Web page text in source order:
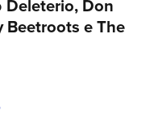
Massimo
di platino,
settimane
Deleterio, Don
Beetroots e The